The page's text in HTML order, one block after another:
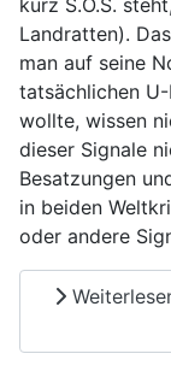
Landratten).
man auf seine
tatsächlichen
wollte, wissen
dieser Signale
Besatzungen
in beiden
oder andere